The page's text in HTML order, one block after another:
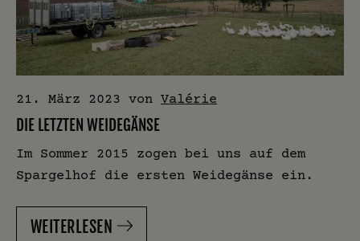
21. März 2023 von Valérie
DIE LETZTEN WEIDEGÄNSE
Im Sommer 2015 zogen bei uns auf dem
Spargelhof die ersten Weidegänse ein.
WEITERLESEN